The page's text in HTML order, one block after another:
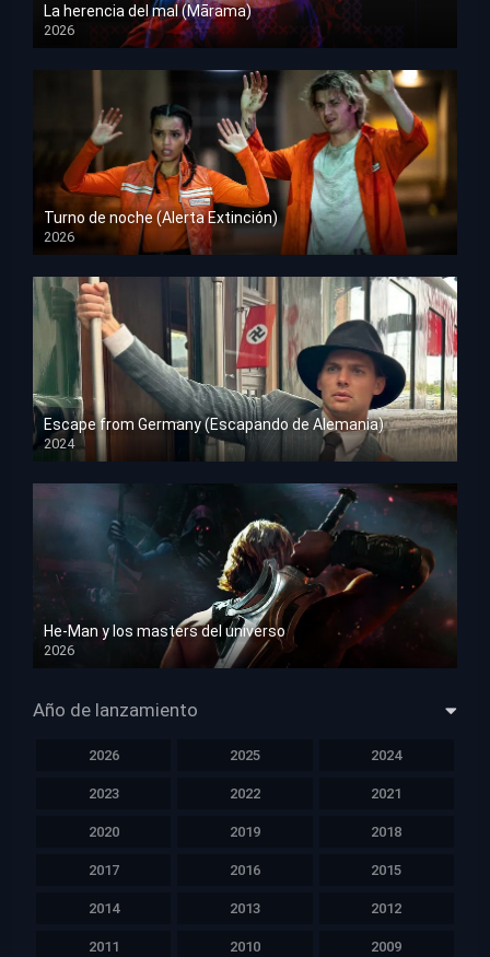
La herencia del mal (Mārama)
2026
HD 1080p
Turno de noche (Alerta Extinción)
2026
HD 1080p
Escape from Germany (Escapando de Alemania)
2024
HD 1080p
He-Man y los masters del universo
2026
HD 1080p
Año de lanzamiento
2026 2025 2024
2023 2022 2021
2020 2019 2018
2017 2016 2015
2014 2013 2012
2011 2010 2009